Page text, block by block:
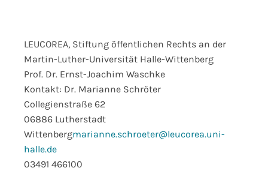
LEUCOREA, Stiftung öffentlichen Rechts an der
Martin-Luther-Universität Halle-Wittenberg
Prof. Dr. Ernst-Joachim Waschke
Kontakt: Dr. Marianne Schröter
Collegienstraße 62
06886 Lutherstadt
Wittenbergmarianne.schroeter@leucorea.uni-
halle.de
03491 466100